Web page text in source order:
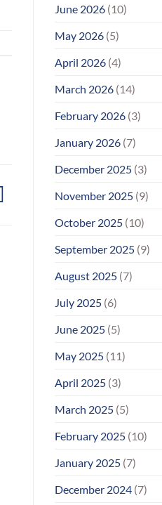
June 2026 (10)
May 2026 (5)
April 2026 (4)
March 2026 (14)
February 2026 (3)
January 2026 (7)
December 2025 (3)
November 2025 (9)
October 2025 (10)
September 2025 (9)
August 2025 (7)
July 2025 (6)
June 2025 (5)
May 2025 (11)
April 2025 (3)
March 2025 (5)
February 2025 (10)
January 2025 (7)
December 2024 (7)